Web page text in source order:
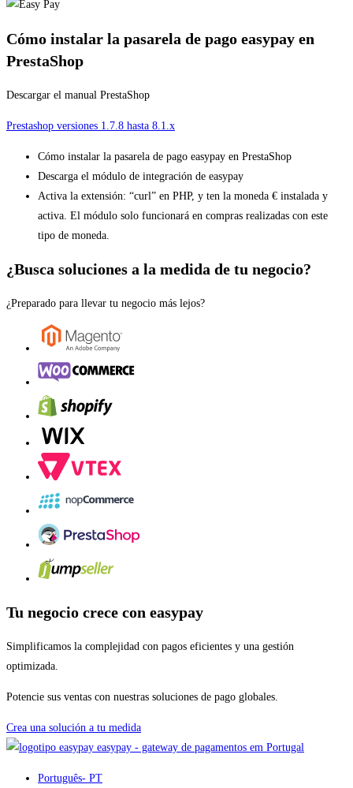
Cómo instalar la pasarela de pago easypay en
PrestaShop
Descargar el manual PrestaShop
Prestashop versiones 1.7.8 hasta 8.1.x
Cómo instalar la pasarela de pago easypay en PrestaShop
Descarga el módulo de integración de easypay
Activa la extensión: “curl” en PHP, y ten la moneda € instalada y
activa. El módulo solo funcionará en compras realizadas con este
tipo de moneda.
¿Busca soluciones a la medida de tu negocio?
¿Preparado para llevar tu negocio más lejos?
Tu negocio crece con easypay
Simplificamos la complejidad con pagos eficientes y una gestión
optimizada.
Potencie sus ventas con nuestras soluciones de pago globales.
Crea una solución a tu medida
easypay - gateway de pagamentos em Portugal
Português- PT